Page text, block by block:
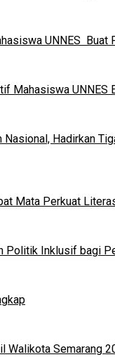
UNNES Buat
Mahasiswa UNNES
Hadirkan
Mata Perkuat
Politik Inklusif bagi
Walikota Semarang